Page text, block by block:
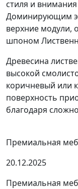
стиля и
Доминирующим
верхние модули,
шпоном
Древесина
высокой
коричневый или
поверхность
благодаря
Премиальная
20.12.2025
Премиальная